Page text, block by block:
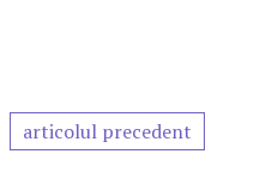
articolul precedent